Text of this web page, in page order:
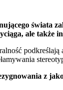
ale
z